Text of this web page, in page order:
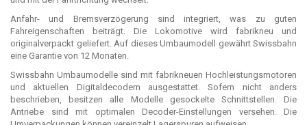
Anfahr- und Bremsverzögerung sind integriert, was zu guten
Fahreigenschaften beiträgt. Die Lokomotive wird fabrikneu und
originalverpackt geliefert. Auf dieses Umbaumodell gewährt Swissbahn
eine Garantie von 12 Monaten.
Swissbahn Umbaumodelle sind mit fabrikneuen Hochleistungsmotoren
und aktuellen Digitaldecodern ausgestattet. Sofern nicht anders
beschrieben, besitzen alle Modelle gesockelte Schnittstellen. Die
Antriebe sind mit optimalen Decoder-Einstellungen versehen. Die